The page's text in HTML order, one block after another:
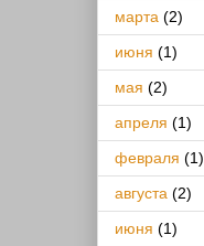
марта (2)
июня (1)
мая (2)
апреля (1)
февраля (1)
августа (2)
июня (1)